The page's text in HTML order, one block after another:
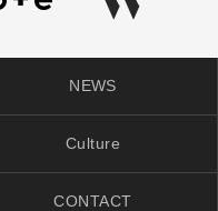
NEWS
Culture
CONTACT